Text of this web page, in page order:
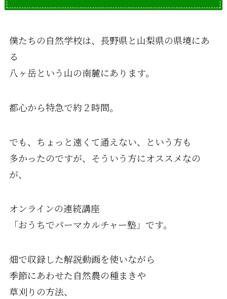
僕たちの自然学校は、長野県と山梨県の県境にあ
る
八ヶ岳という山の南麓にあります。
都心から特急で約２時間。
でも、ちょっと遠くて通えない、という方も
多かったのですが、そういう方にオススメなの
が、
オンラインの連続講座
「おうちでパーマカルチャー塾」です。
畑で収録した解説動画を使いながら
季節にあわせた自然農の種まきや
草刈りの方法、